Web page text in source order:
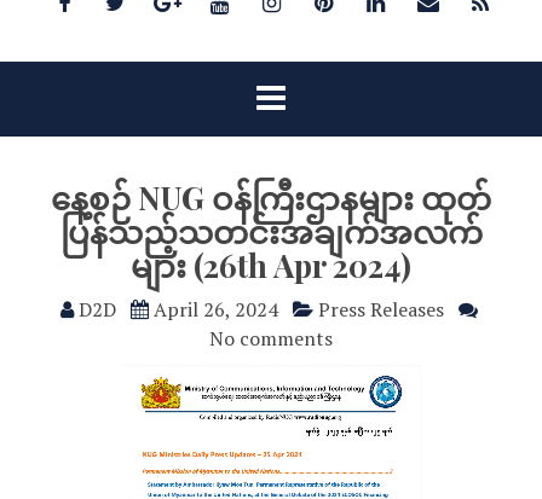
နေ့စဉ် NUG ဝန်ကြီးဌာနများ ထုတ်
ပြန်သည့်သတင်းအချက်အလက်
များ (26th Apr 2024)
D2D April 26, 2024
Press Releases
No comments